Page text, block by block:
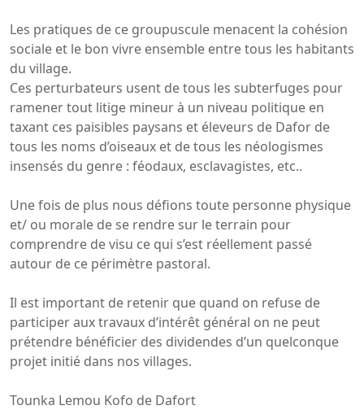
Les pratiques de ce groupuscule menacent la cohésion
sociale et le bon vivre ensemble entre tous les habitants
du village.
Ces perturbateurs usent de tous les subterfuges pour
ramener tout litige mineur à un niveau politique en
taxant ces paisibles paysans et éleveurs de Dafor de
tous les noms d’oiseaux et de tous les néologismes
insensés du genre : féodaux, esclavagistes, etc..
Une fois de plus nous défions toute personne physique
et/ ou morale de se rendre sur le terrain pour
comprendre de visu ce qui s’est réellement passé
autour de ce périmètre pastoral.
Il est important de retenir que quand on refuse de
participer aux travaux d’intérêt général on ne peut
prétendre bénéficier des dividendes d’un quelconque
projet initié dans nos villages.
Tounka Lemou Kofo de Dafort